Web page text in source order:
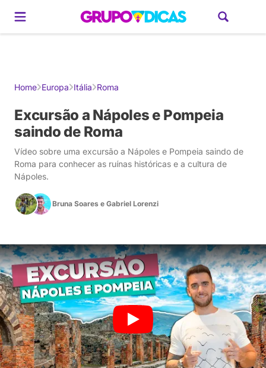
Gerador de RoteirosAmérica do SulBrasilCaribe EuropaEstados
Home Europa Itália Roma
Excursão a Nápoles e Pompeia
saindo de Roma
Vídeo sobre uma excursão a Nápoles e Pompeia saindo de
Roma para conhecer as ruínas históricas e a cultura de
Nápoles.
Bruna Soares e Gabriel Lorenzi